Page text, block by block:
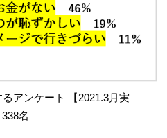
アンケート 【2021.3月実
名